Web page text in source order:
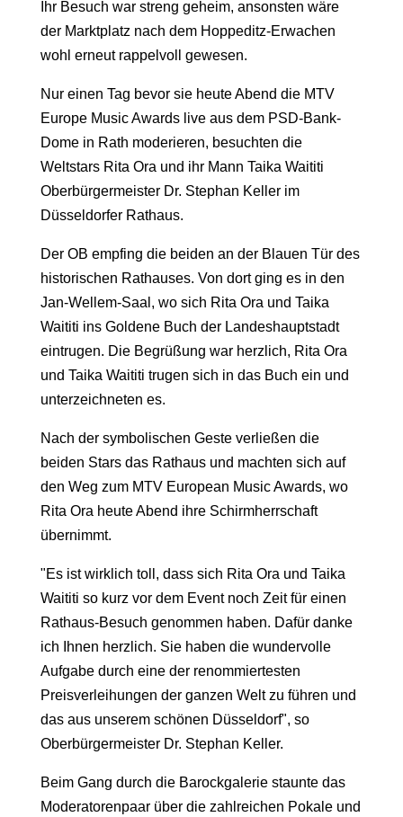
Ihr Besuch war streng geheim, ansonsten wäre
der Marktplatz nach dem Hoppeditz-Erwachen
wohl erneut rappelvoll gewesen.
Nur einen Tag bevor sie heute Abend die MTV
Europe Music Awards live aus dem PSD-Bank-
Dome in Rath moderieren, besuchten die
Weltstars Rita Ora und ihr Mann Taika Waititi
Oberbürgermeister Dr. Stephan Keller im
Düsseldorfer Rathaus.
Der OB empfing die beiden an der Blauen Tür des
historischen Rathauses. Von dort ging es in den
Jan-Wellem-Saal, wo sich Rita Ora und Taika
Waititi ins Goldene Buch der Landeshauptstadt
eintrugen. Die Begrüßung war herzlich, Rita Ora
und Taika Waititi trugen sich in das Buch ein und
unterzeichneten es.
Nach der symbolischen Geste verließen die
beiden Stars das Rathaus und machten sich auf
den Weg zum MTV European Music Awards, wo
Rita Ora heute Abend ihre Schirmherrschaft
übernimmt.
"Es ist wirklich toll, dass sich Rita Ora und Taika
Waititi so kurz vor dem Event noch Zeit für einen
Rathaus-Besuch genommen haben. Dafür danke
ich Ihnen herzlich. Sie haben die wundervolle
Aufgabe durch eine der renommiertesten
Preisverleihungen der ganzen Welt zu führen und
das aus unserem schönen Düsseldorf", so
Oberbürgermeister Dr. Stephan Keller.
Beim Gang durch die Barockgalerie staunte das
Moderatorenpaar über die zahlreichen Pokale und